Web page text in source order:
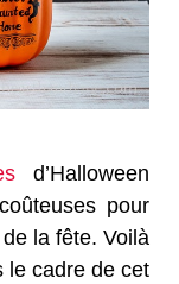
d’Halloween
pour
la fête. Voilà
le cadre de cet